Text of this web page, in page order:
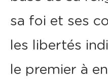
sa foi et ses
les libertés
le premier à